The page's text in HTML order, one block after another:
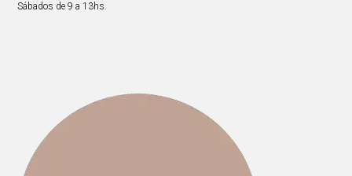
Sábados de 9 a 13hs.